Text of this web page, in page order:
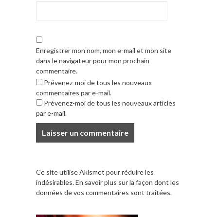
Enregistrer mon nom, mon e-mail et mon site
dans le navigateur pour mon prochain
commentaire.
Prévenez-moi de tous les nouveaux
commentaires par e-mail.
Prévenez-moi de tous les nouveaux articles
par e-mail.
Ce site utilise Akismet pour réduire les
indésirables.En savoir plus sur la façon dont les
données de vos commentaires sont traitées.